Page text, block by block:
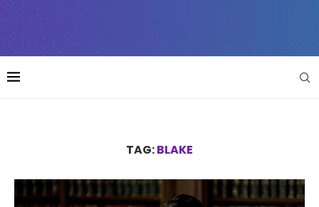
TAG:BLAKE